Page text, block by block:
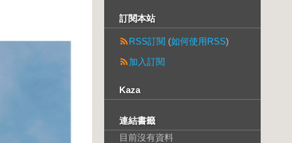
訂閱本站
RSS訂閱 (如何使用RSS)
加入訂閱
Kaza
連結書籤
目前沒有資料